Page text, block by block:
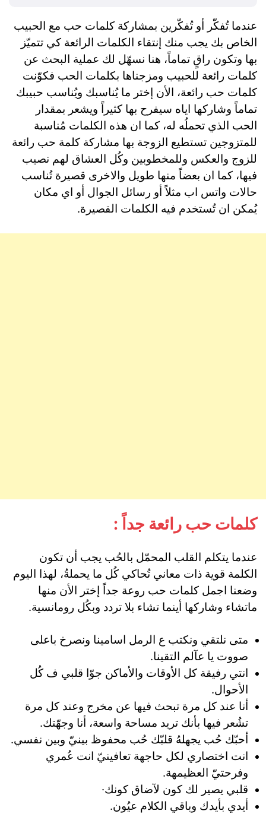
عندما تُفكّر أو تُفكّرين بمشاركة كلمات حب مع الحبيب
الخاص بك يجب منك إنتقاء الكلمات الرائعة كي تتميّز
بها وتكون راقٍ تماماً، هنا نسهّل لك عملية البحث عن
كلمات رائعة للحبيب ومزجناها بكلمات الحب فكوّنت
كلمات حب رائعة، الأن إختر ما يُناسبك ويُناسب حبيبك
تماماً وشاركها اياه سيفرح بها كثيراً ويشعر بمقدار
الحب الذي تحملُه له، كما ان هذه الكلمات مُناسبة
للمتزوجين تستطيع الزوجة بها مشاركة كلمة حب رائعة
للزوج والعكس وللمخطوبين وكُل العشاق لهم نصيب
فيها، كما ان بعضاً منها طويل والاخرى قصيرة تُناسب
حالات واتس اب مثلاً أو رسائل الجوال أو اي مكان
يُمكن ان تُستخدم فيه الكلمات القصيرة.
كلمات حب رائعة جداً :
عندما يتكلم القلب المحمّل بالحُب يجب أن تكون
الكلمة قوية ذات معاني تُحاكي كُل ما يحملةُ، لهذا اليوم
وضعنا اجمل كلمات حب روعة جداً إختر الأن منها
ماتشاء وشاركها أينما تشاء بلا تردد وبكُل رومانسية.
متى نلتقي ونكتب ع الرمل اسامينا ونصرخ باعلى
صووت يا عآلم التقينا.
انتي رفيقة كل الأوقات والأماكن جوّا قلبي ف كُل
الأحوال.
أنا عند كل مرة تبحث فيها عن مخرج وعند كل مرة
تشُعر فيها بأنك تريد مساحة واسعة، أنا وجهّتك.
‏أحبّك حُب يجهلهُ قلبّك حُب محفوظ بينيّ وبين نفسي.
انت اختصاري لكل حاجهة تعافينيّ انت عُمري
وفرحتيّ العظيمهة.
قلبي يصير لك كون ﻵضاق كونك·
أيدي بأيدك وباقي الكلام عيُون.